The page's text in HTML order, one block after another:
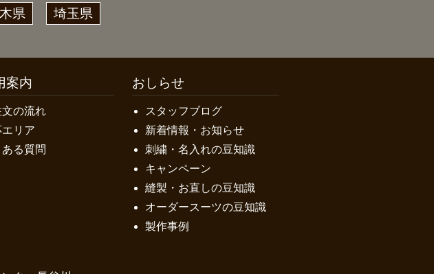
県 埼玉県
案内
文の流れ
リア
ある質問
おしらせ
スタッフブログ
新着情報・お知らせ
刺繍・名入れの豆知識
キャンペーン
縫製・お直しの豆知識
オーダースーツの豆知識
製作事例